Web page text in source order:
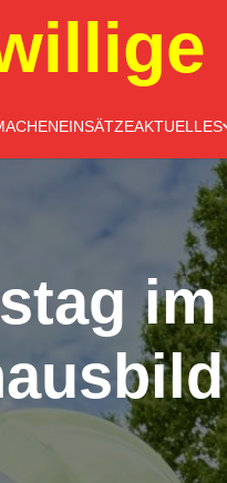
EINSÄTZEAKTUELLES